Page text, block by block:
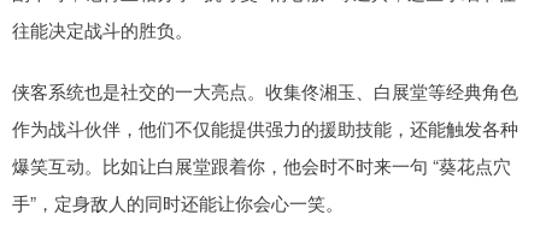
往能决定战斗的胜负。
侠客系统也是社交的一大亮点。收集佟湘玉、白展堂等经典角色
作为战斗伙伴，他们不仅能提供强力的援助技能，还能触发各种
爆笑互动。比如让白展堂跟着你，他会时不时来一句 “葵花点穴
手”，定身敌人的同时还能让你会心一笑。